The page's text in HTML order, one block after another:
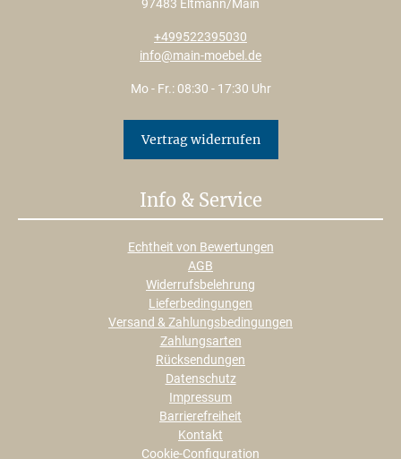
97483 Eltmann/Main
+499522395030
info@main-moebel.de
Mo - Fr.: 08:30 - 17:30 Uhr
Vertrag widerrufen
Info & Service
Echtheit von Bewertungen
AGB
Widerrufsbelehrung
Lieferbedingungen
Versand & Zahlungsbedingungen
Zahlungsarten
Rücksendungen
Datenschutz
Impressum
Barrierefreiheit
Kontakt
Cookie-Configuration